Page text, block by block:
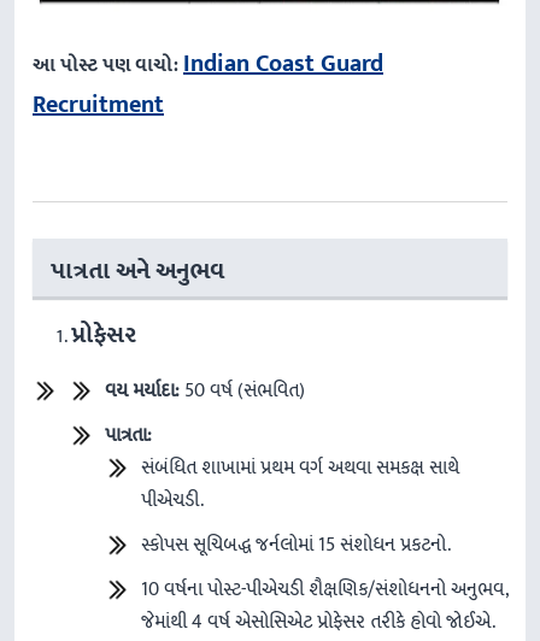
આ પોસ્ટ પણ વાચો:Indian Coast Guard
Recruitment
પાત્રતા અને અનુભવ
પ્રોફેસર
વય મર્યાદા:50 વર્ષ (સંભવિત)
પાત્રતા:
સંબંધિત શાખામાં પ્રથમ વર્ગ અથવા સમકક્ષ સાથે
પીએચડી.
સ્કોપસ સૂચિબદ્ધ જર્નલોમાં 15 સંશોધન પ્રકટનો.
10 વર્ષના પોસ્ટ-પીએચડી શૈક્ષણિક/સંશોધનનો અનુભવ,
જેમાંથી 4 વર્ષ એસોસિએટ પ્રોફેસર તરીકે હોવો જોઈએ.